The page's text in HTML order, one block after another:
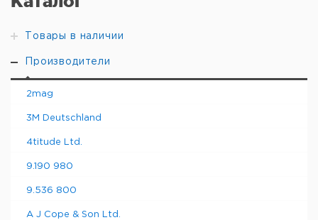
Товары в наличии
Производители
2mag
3M Deutschland
4titude Ltd.
9.190 980
9.536 800
A J Cope & Son Ltd.